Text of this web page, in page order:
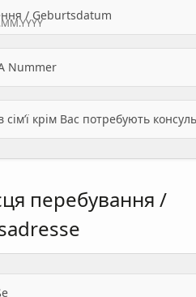
/ Geburtsdatum
Nummer
перебування /